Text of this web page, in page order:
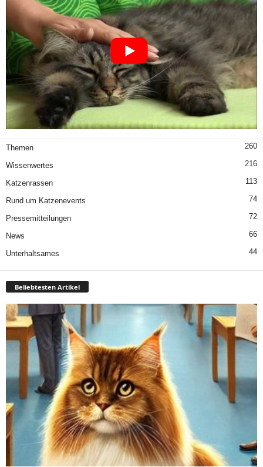
Themen 260
Wissenwertes 216
Katzenrassen 113
Rund um Katzenevents 74
Pressemitteilungen 72
News 66
Unterhaltsames 44
Beliebtesten Artikel